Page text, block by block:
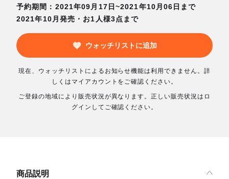
予約期間：2021年09月17日~2021年10月06日まで
2021年10月発売・お1人様3点まで
ウォッチリストに追加
現在、ウォッチリストによるお知らせ機能は利用できません。詳
しくはマイアカウントをご確認ください。
ご登録の地域により販売状況が異なります。正しい販売状況はロ
グインしてご確認ください。
商品説明